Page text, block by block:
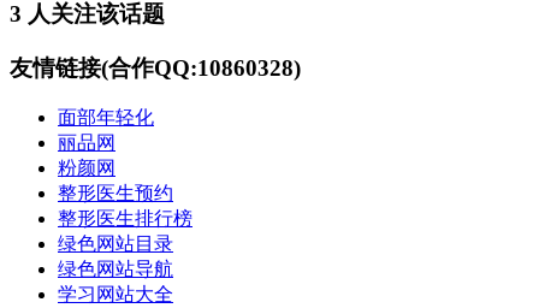
3 人关注该话题
友情链接(合作QQ:10860328)
面部年轻化
丽品网
粉颜网
整形医生预约
整形医生排行榜
绿色网站目录
绿色网站导航
学习网站大全